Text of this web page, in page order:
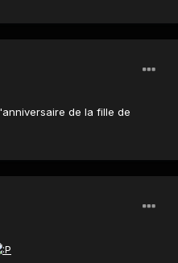
de la fille de